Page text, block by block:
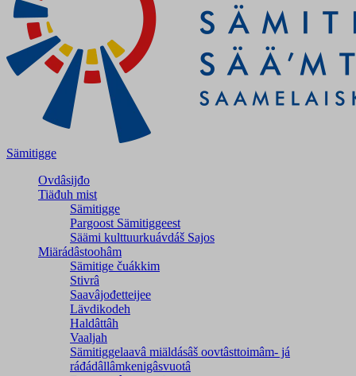
Sämitigge
Ovdâsijđo
Tiäđuh mist
Sämitigge
Pargoost Sämitiggeest
Säämi kulttuurkuávdáš Sajos
Miärádâstoohâm
Sämitige čuákkim
Stivrâ
Saavâjođetteijee
Lävdikodeh
Haldâttâh
Vaaljah
Sämitiggelaavâ miäldásâš oovtâsttoimâm- já
ráđádâllâmkenigâsvuotâ